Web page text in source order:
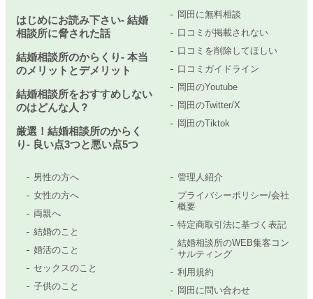
はじめにお読み下さい- 結婚
相談所に脅された話
結婚相談所のからくり- 本当
のメリットとデメリット
結婚相談所をおすすめしない
のはどんな人？
厳選！結婚相談所のからく
り- 良い点3つと悪い点5つ
岡田に無料相談
口コミが掲載されない
口コミを削除してほしい
口コミガイドライン
岡田のYoutube
岡田のTwitter/X
岡田のTiktok
男性の方へ
女性の方へ
両親へ
結婚のこと
婚活のこと
セックスのこと
子供のこと
管理人紹介
プライバシーポリシー/会社
概要
特定商取引法に基づく表記
結婚相談所のWEB集客コン
サルティング
利用規約
岡田に問い合わせ